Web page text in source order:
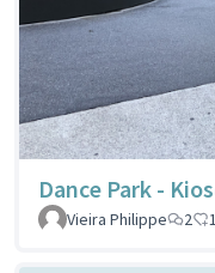
Dance Park -
Vieira Philippe
2